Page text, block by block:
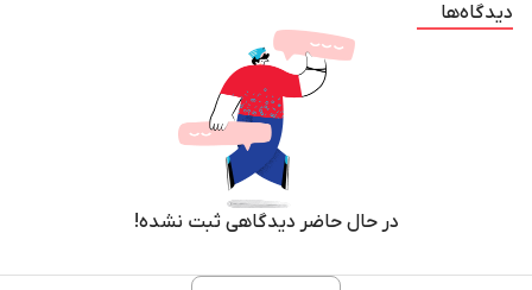
برای استفاده از این ماسک، می‌توانید مقدار مناسبی از آن را روی موهای تمیز و
مرطوب خود بمالید و به مدت 20 تا 30 دقیقه برای جذب مواد مغذی در موها نگه
دارید. سپس موها را با آب گرم شستشو دهید و به طور مرتب از این ماسک
استفاده منظم از ماسک گلیس مخصوص موهای آسیب دیده می‌تواند به تقویت
و بهبود سلامت موها کمک کند و آن‌ها را از آسیب‌های ناشی از حرارت، شیمیایی و
محیطی محافظت کند.
دیدگاه‌ها
در حال حاضر دیدگاهی ثبت نشده!